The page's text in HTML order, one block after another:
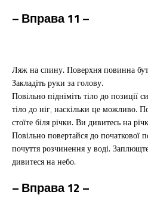
– Вправа11 –
Ляж на спину. Поверхня повинна
Закладіть руки за голову.
Повільно підніміть тіло до позиції
тіло до ніг, наскільки це можливо.
стоїте біля річки. Ви дивитесь на
Повільно повертайся до початкової
почуття розчинення у воді.
дивитеся на небо.
– Вправа 12 –